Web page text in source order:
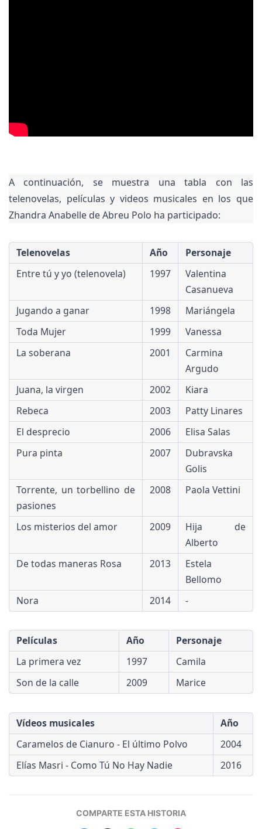
A continuación, se muestra una tabla con las
telenovelas, películas y videos musicales en los que
Zhandra Anabelle de Abreu Polo ha participado:
Telenovelas Año
Personaje
Entre tú y yo (telenovela)
1997
Valentina
Casanueva
Jugando a ganar
1998
Mariángela
Toda Mujer
1999
Vanessa
La soberana
2001
Carmina
Argudo
Juana, la virgen
2002
Kiara
Rebeca
2003
Patty Linares
El desprecio
2006
Elisa Salas
Pura pinta
2007
Dubravska
Golis
Torrente, un torbellino de
pasiones
2008 Paola Vettini
Los misterios del amor 2009
Hija de
Alberto
De todas maneras Rosa
2013
Estela
Bellomo
Nora
2014 -
Películas Año
Personaje
La primera vez
1997
Camila
Son de la calle
2009 Marice
Vídeos musicales
Año
Caramelos de Cianuro - El último Polvo
2004
Elías Masri - Como Tú No Hay Nadie
2016
COMPARTE ESTA HISTORIA